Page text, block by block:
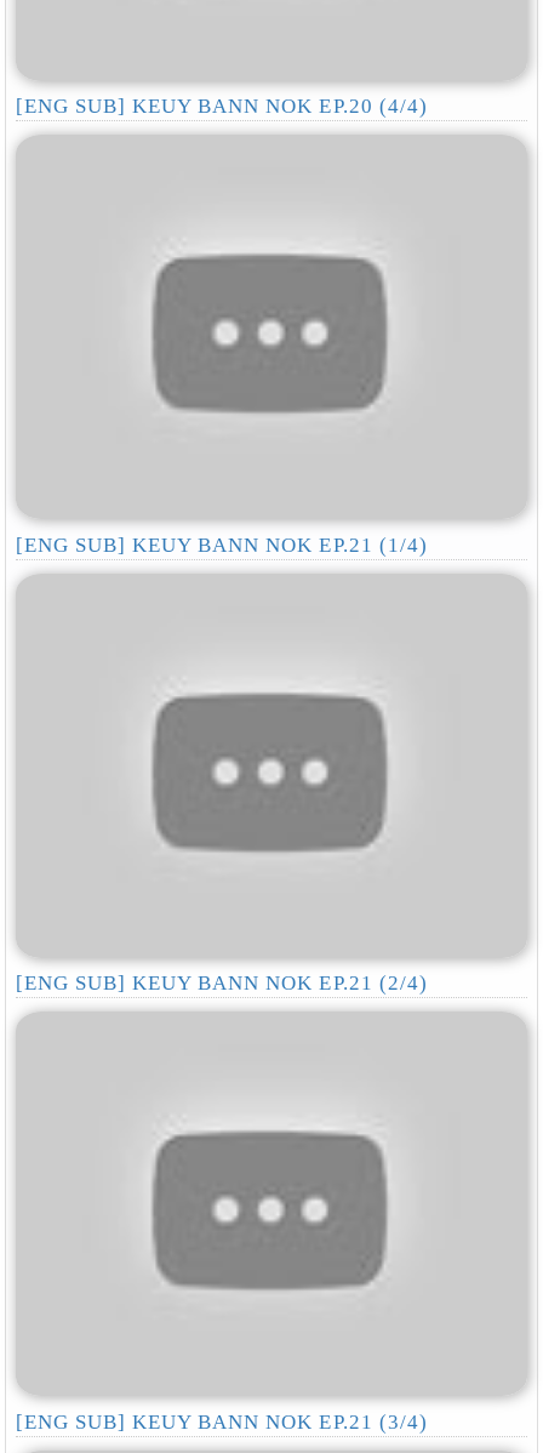
[ENG SUB] KEUY BANN NOK EP.20 (4/4)
[ENG SUB] KEUY BANN NOK EP.21 (1/4)
[ENG SUB] KEUY BANN NOK EP.21 (2/4)
[ENG SUB] KEUY BANN NOK EP.21 (3/4)